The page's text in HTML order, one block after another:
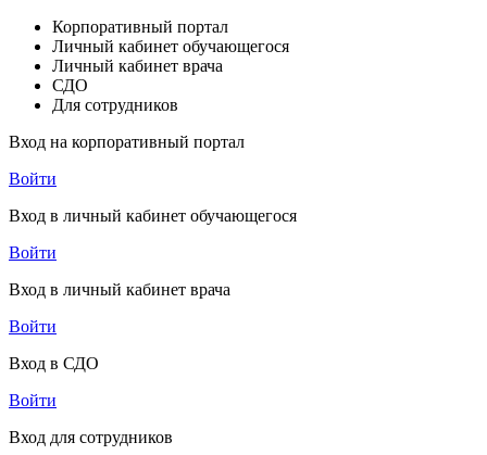
Корпоративный портал
Личный кабинет обучающегося
Личный кабинет врача
СДО
Для сотрудников
Вход на корпоративный портал
Войти
Вход в личный кабинет обучающегося
Войти
Вход в личный кабинет врача
Войти
Вход в СДО
Войти
Вход для сотрудников